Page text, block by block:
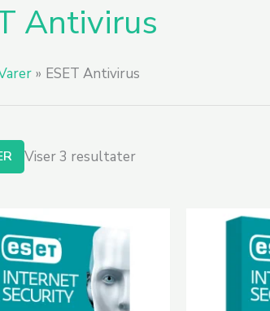
Antivirus
ESET Antivirus
Viser 3 resultater
efter
popularitet